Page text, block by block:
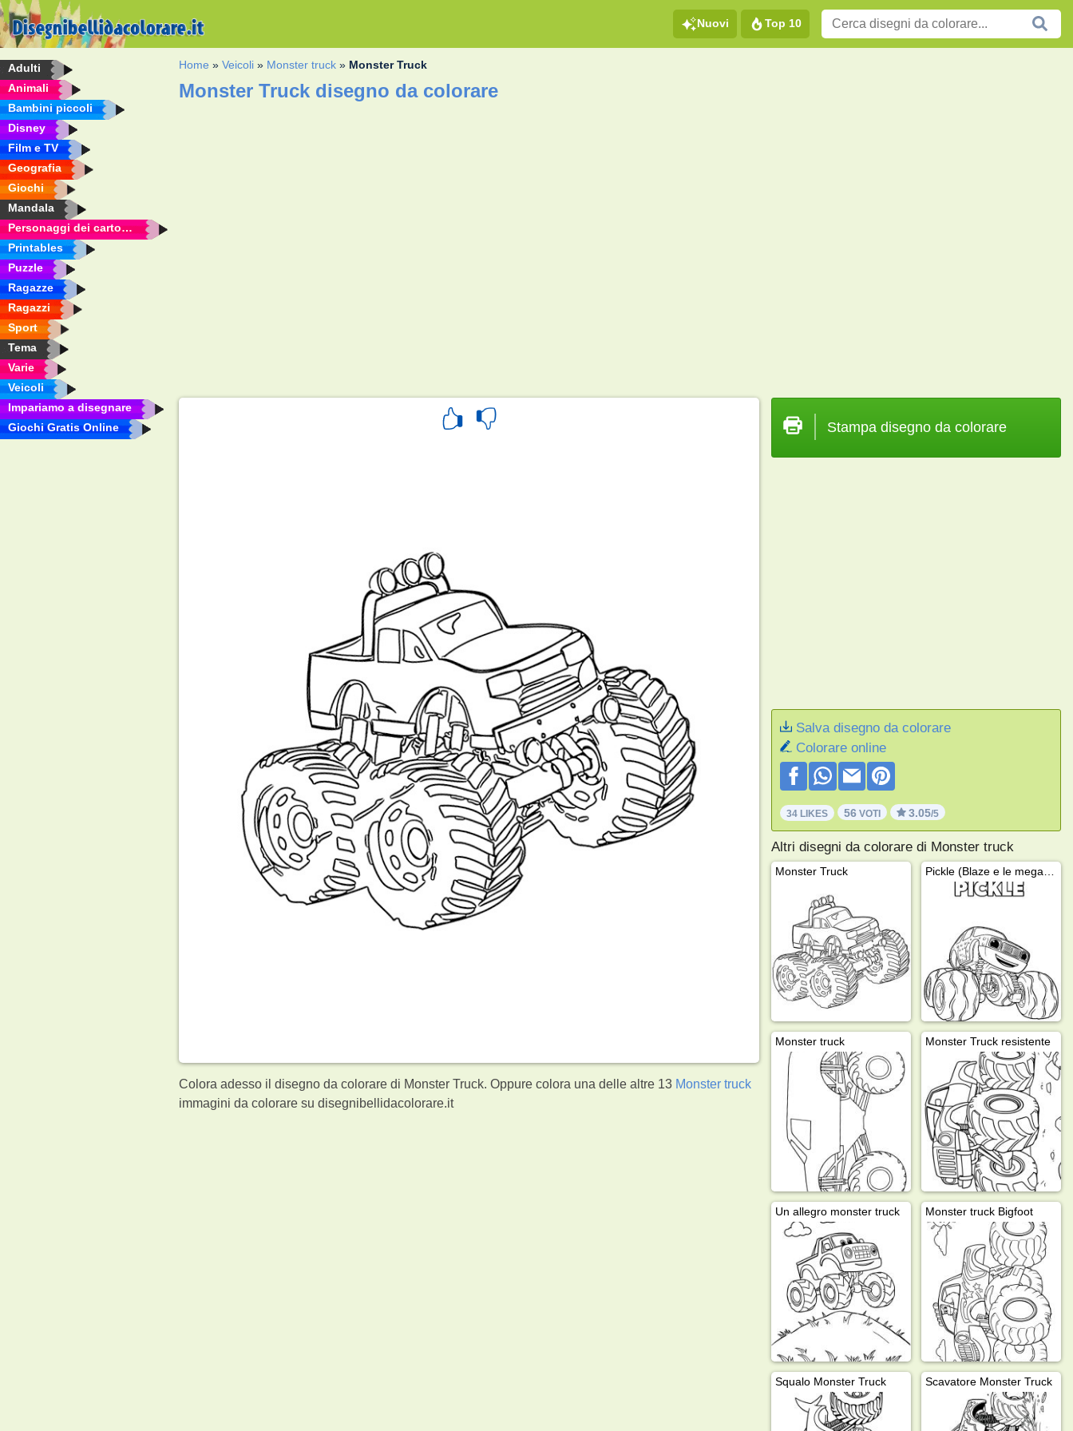
Nuovi Top 10
Adulti
Animali
Bambini piccoli
Disney
Film e TV
Geografia
Giochi
Mandala
Personaggi dei cartoni animati
Printables
Puzzle
Ragazze
Ragazzi
Sport
Tema
Varie
Veicoli
Impariamo a disegnare
Giochi Gratis Online
Home »Veicoli » Monster truck » Monster Truck
Monster Truck disegno da colorare
Colora adesso il disegno da colorare di Monster Truck. Oppure colora una delle altre 13 Monster truck
immagini da colorare su disegnibellidacolorare.it
Stampa disegno da colorare
Salva disegno da colorare
Colorare online
34 LIKES 56VOTI 3.05/5
Altri disegni da colorare di Monster truck
Monster Truck
Monster truck Monster Truck resistente
Un allegro monster truck Monster truck Bigfoot
Squalo Monster Truck Scavatore Monster Truck